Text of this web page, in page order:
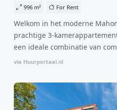
996 m² For Rent
Welkom in het moderne
prachtige 3-
een ideale combinatie van
locatie. Met een huurprijs van
per maand is dit een
die op zoek zijn naar een
vanaf 1 april 2026. Bij binnenkomst word je verwelkomd
via Huurportaal.nl